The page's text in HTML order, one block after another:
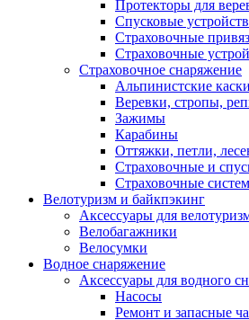
Протекторы для
Спусковые
Страховочные
Страховочные
Страховочное снаряжение
Альпинистские каски
Веревки, стропы,
Зажимы
Карабины
Оттяжки, петли,
Страховочные и
Страховочные
Велотуризм и байкпэкинг
Аксессуары для
Велобагажники
Велосумки
Водное снаряжение
Аксессуары для водного
Насосы
Ремонт и запасные